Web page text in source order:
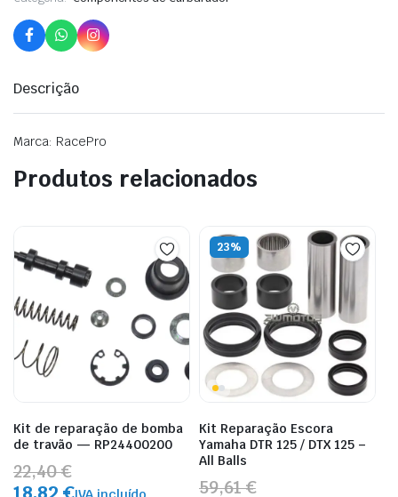
Descrição
Marca: RacePro
Produtos relacionados
Kit de reparação de bomba
de travão — RP24400200
22,40 €
23%
Kit Reparação Escora
Yamaha DTR 125 / DTX 125 –
All Balls
59,61 €